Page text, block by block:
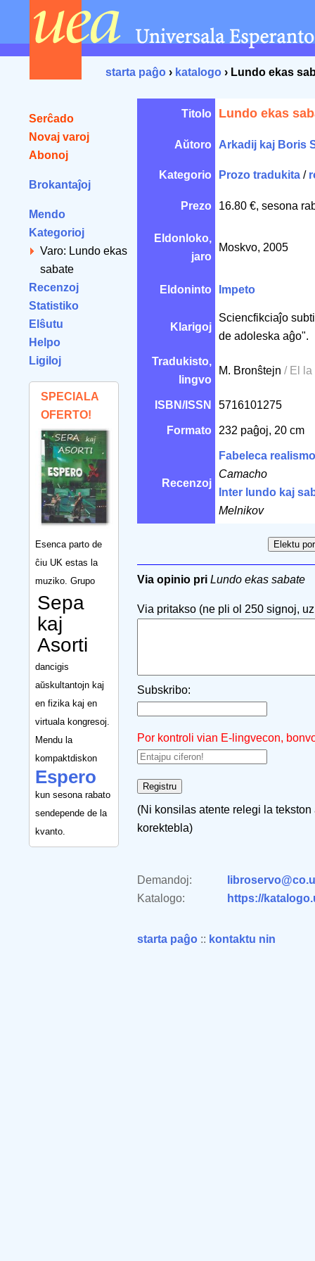
starta paĝo › katalogo › Lundo ekas
Serĉado
Novaj varoj
Abonoj
Brokantaĵoj
Mendo
Kategorioj
Varo: Lundo ekas
sabate
Recenzoj
Statistiko
Elŝutu
Helpo
Ligiloj
SPECIALA
OFERTO!
Esenca parto de
ĉiu UK estas la
muziko. Grupo
Sepa
kaj
Asorti
dancigis
aŭskultantojn kaj
en fizika kaj en
virtuala kongresoj.
Mendu la
kompaktdiskon
Espero
kun sesona rabato
sendepende de la
kvanto.
Titolo Lundo ekas
Aŭtoro Arkadij kaj Boris
Kategorio Prozo tradukita /
Prezo 16.80 €, sesona
Eldonloko,
jaro
Moskvo, 2005
Eldoninto Impeto
Klarigoj
Sciencfikciaĵo
de adoleska aĝo".
Tradukisto,
lingvo
M. Bronŝtejn / El la
ISBN/ISSN 5716101275
Formato 232 paĝoj, 20 cm
Recenzoj
Fabeleca realismo
Camacho
Inter lundo kaj
Melnikov
Via opinio pri Lundo ekas sabate
Via pritakso (ne pli ol 250 signoj,
Subskribo:
Por kontroli vian E-lingvecon,
(Ni konsilas atente relegi la
korektebla)
Demandoj:
Katalogo:
https://
starta paĝo :: kontaktu nin